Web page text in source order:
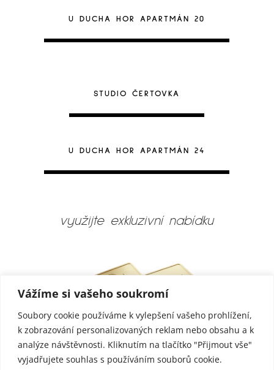
Vážíme si vašeho soukromí
Soubory cookie používáme k vylepšení vašeho prohlížení,
k zobrazování personalizovaných reklam nebo obsahu a k
analýze návštěvnosti. Kliknutím na tlačítko "Přijmout vše"
vyjadřujete souhlas s používáním souborů cookie.
U DUCHA HOR APARTMÁN 20
STUDIO ČERTOVKA
U DUCHA HOR APARTMÁN 24
využijte exkluzivní nabídku